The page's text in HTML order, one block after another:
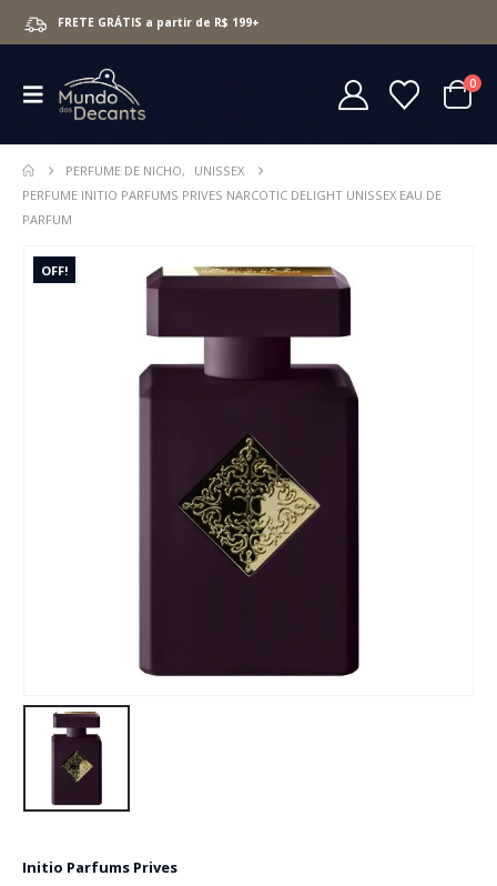
FRETE GRÁTIS a partir de R$ 199+
0
PERFUME DE NICHO,
UNISSEX
PERFUME INITIO PARFUMS PRIVES NARCOTIC DELIGHT UNISSEX EAU DE
PARFUM
OFF!
Initio Parfums Prives